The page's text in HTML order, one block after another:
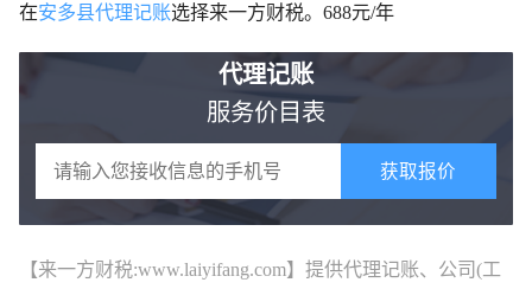
在安多县代理记账选择来一方财税。688元/年
代理记账
服务价目表
获取报价
【来一方财税:www.laiyifang.com】提供代理记账、公司(工